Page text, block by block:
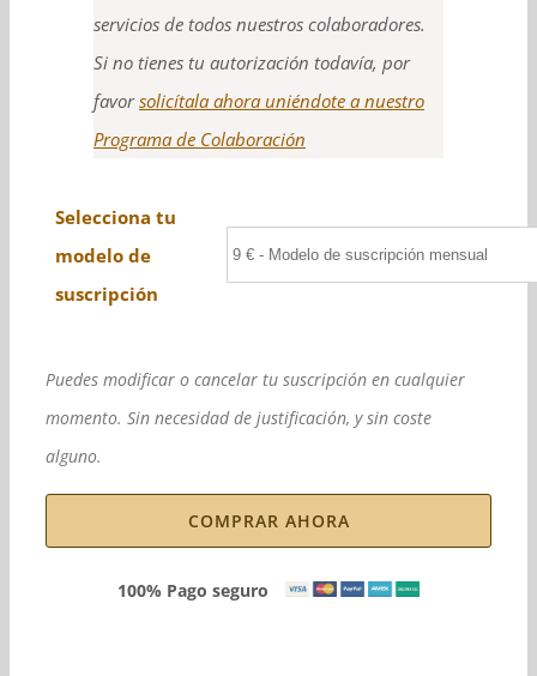
servicios de todos nuestros colaboradores.
Si no tienes tu autorización todavía, por
favorsolicítala ahora uniéndote a nuestro
Programa de Colaboración
Selecciona tu
modelo de
suscripción
Puedes modificar o cancelar tu suscripción en cualquier
momento. Sin necesidad de justificación, y sin coste
alguno.
COMPRAR AHORA
100% Pago seguro